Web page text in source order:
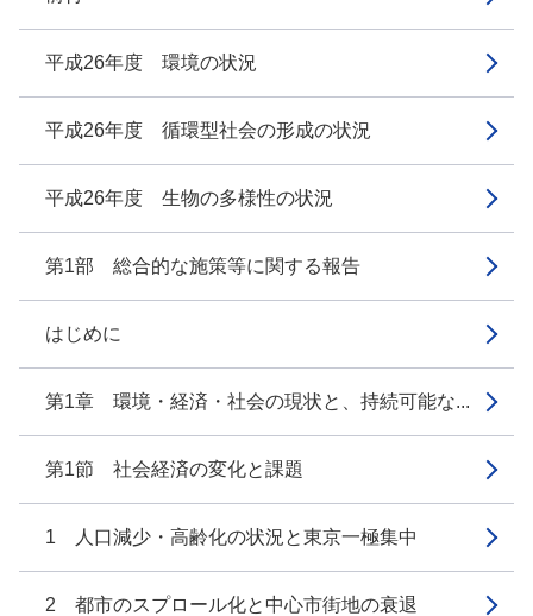
平成26年度 環境の状況
平成26年度 循環型社会の形成の状況
平成26年度 生物の多様性の状況
第1部 総合的な施策等に関する報告
はじめに
第1章 環境・経済・社会の現状と、持続可能な...
第1節 社会経済の変化と課題
1 人口減少・高齢化の状況と東京一極集中
2 都市のスプロール化と中心市街地の衰退